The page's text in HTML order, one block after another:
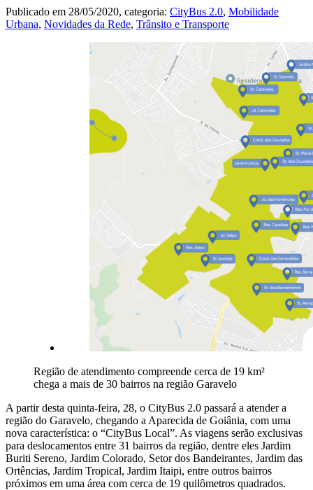
Publicado em 28/05/2020, categoria: CityBus 2.0, Mobilidade
Urbana, Novidades da Rede, Trânsito e Transporte
Região de atendimento compreende cerca de 19 km²
chega a mais de 30 bairros na região Garavelo
A partir desta quinta-feira, 28, o CityBus 2.0 passará a atender a
região do Garavelo, chegando a Aparecida de Goiânia, com uma
nova característica: o “CityBus Local”. As viagens serão exclusivas
para deslocamentos entre 31 bairros da região, dentre eles Jardim
Buriti Sereno, Jardim Colorado, Setor dos Bandeirantes, Jardim das
Ortências, Jardim Tropical, Jardim Itaipi, entre outros bairros
próximos em uma área com cerca de 19 quilômetros quadrados.